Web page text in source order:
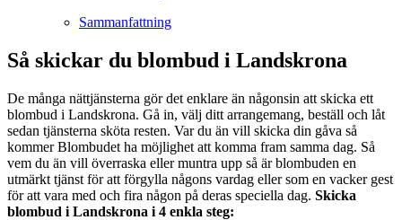
Sammanfattning
Så skickar du blombud i Landskrona
De många nättjänsterna gör det enklare än någonsin att skicka ett
blombud i Landskrona. Gå in, välj ditt arrangemang, beställ och låt
sedan tjänsterna sköta resten. Var du än vill skicka din gåva så
kommer Blombudet ha möjlighet att komma fram samma dag. Så
vem du än vill överraska eller muntra upp så är blombuden en
utmärkt tjänst för att förgylla någons vardag eller som en vacker gest
för att vara med och fira någon på deras speciella dag. Skicka
blombud i Landskrona i 4 enkla steg: